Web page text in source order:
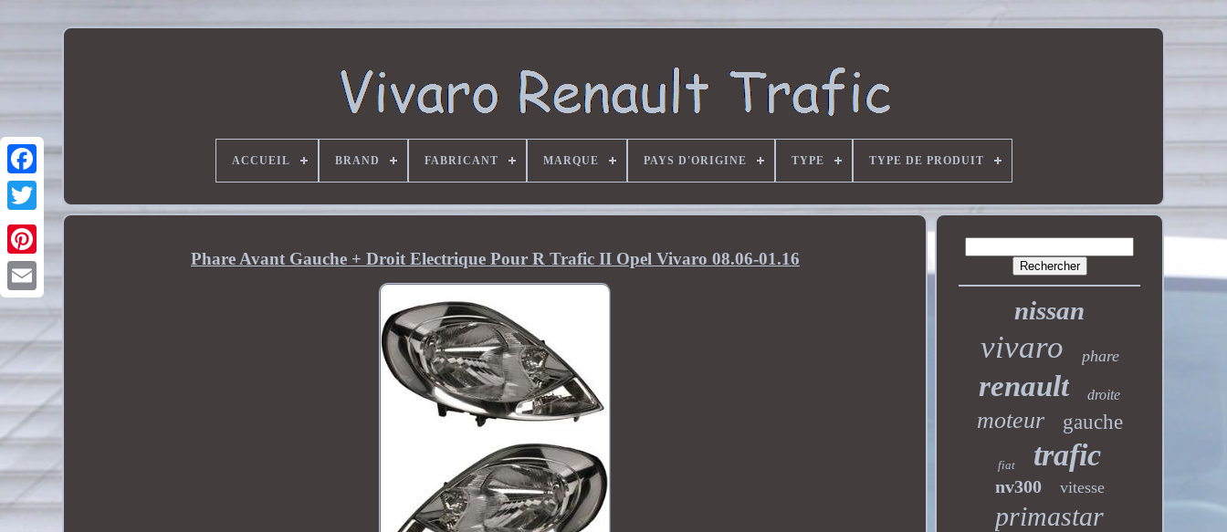
ACCUEIL BRAND FABRICANT MARQUE PAYS D'ORIGINE TYPE TYPE DE PRODUIT
Phare Avant Gauche + Droit Electrique Pour R Trafic II Opel Vivaro 08.06-01.16
nissan
vivaro phare
renault droite
moteur gauche
fiat trafic
nv300 vitesse
primastar